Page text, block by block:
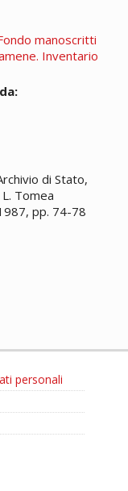
manoscritti
Inventario
di Stato,
Tomea
pp. 74-78
personali